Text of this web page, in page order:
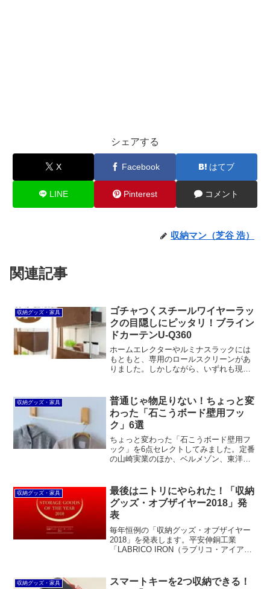
シェアする
X Facebook はてブ
LINE Pinterest コメント
収納マン（芝谷 浩）
関連記事
収納グッズ・家具
ゴチャつくスチールワイヤーラッ
クの目隠しにピッタリ！ブライン
ドカーテンU-Q360
ホームエレクターやルミナスラックには
もともと、専用のロールスクリーンがあ
りました。しかしながら、いずれも現在
のの、市販のロールスクリーンと比べて
割高感があり、使い勝手も...
収納グッズ・家具
普通じゃ物足りない！ちょっと変
わった「石こうボード壁用フッ
ク」6選
ちょっと変わった「石こうボード壁用フ
ック」を6点セレクトしてみました。定番
の山崎実業のほか、ベルメゾン、東洋工
レです。
収納グッズ・家具
最後はニトリにやられた！「収納
グッズ・オブザイヤー2018」発
表
毎年恒例の「収納グッズ・オブザイヤー
2018」を発表します。平安伸銅工業
「LABRICO IRON（ラブリコ・アイア
イプ」、ニトリ「シールフック」＆「Nク
収納グッズ・家具
スマートキーを2つ収納できる！